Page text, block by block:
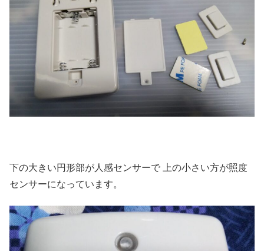
下の大きい円形部が人感センサーで 上の小さい方が照度
センサーになっています。